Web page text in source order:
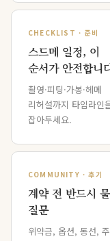
CHECKLIST · 준비
스드메 일정, 이
순서가 안전합니
촬영·피팅·가봉·헤메
리허설까지 타임라인
잡아두세요.
COMMUNITY · 후기
계약 전 반드시
질문
위약금, 옵션, 동선,